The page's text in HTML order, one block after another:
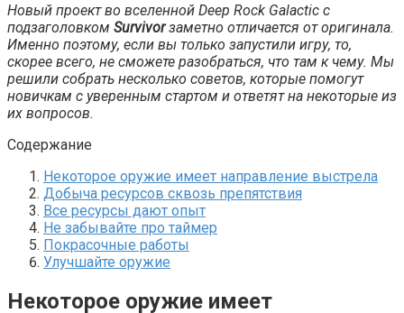
Новый проект во вселенной Deep Rock Galactic с
подзаголовком Survivorзаметно отличается от оригинала.
Именно поэтому, если вы только запустили игру, то,
скорее всего, не сможете разобраться, что там к чему. Мы
решили собрать несколько советов, которые помогут
новичкам с уверенным стартом и ответят на некоторые из
их вопросов.
Содержание
Некоторое оружие имеет направление выстрела
Добыча ресурсов сквозь препятствия
Все ресурсы дают опыт
Не забывайте про таймер
Покрасочные работы
Улучшайте оружие
Некоторое оружие имеет